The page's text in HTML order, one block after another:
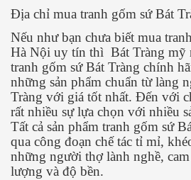
Địa chỉ mua tranh gốm sứ Bát
Nếu như bạn chưa biết mua
Hà Nội uy tín thì Bát Tràng mỹ
tranh gốm sứ Bát Tràng chính
những sản phẩm chuẩn từ làng
Tràng với giá tốt nhất. Đến với
rất nhiều sự lựa chọn với nhiều
Tất cả sản phẩm tranh gốm sứ
qua công đoạn chế tác tỉ mỉ,
những người thợ lành nghề,
lượng và độ bền.